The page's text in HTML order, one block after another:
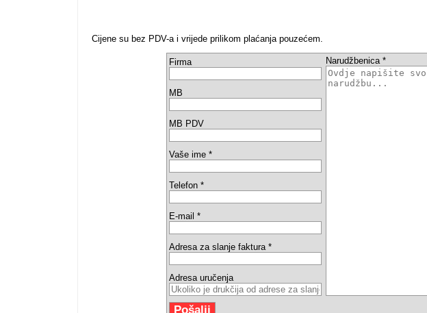
Cijene su bez PDV-a i vrijede prilikom plaćanja pouzećem.
Firma Narudžbenica *
MB
MB PDV
Vaše ime *
Telefon *
E-mail *
Adresa za slanje faktura *
Adresa uručenja